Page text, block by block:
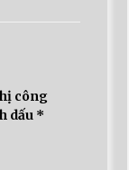
công
dấu *